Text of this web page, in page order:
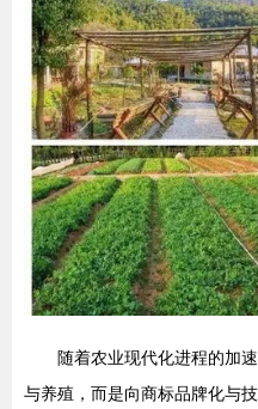
随着农业现代化进程的加
与养殖，而是向商标品牌化与